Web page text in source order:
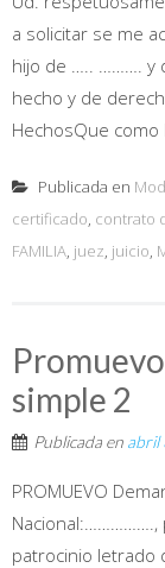
a solicitar se me
hijo de ….. ………. y
hecho y de
HechosQue como
Publicada en
certificado, contrato
FAMILIA, juez, juicio,
simple 2
Publicada en abril
PROMUEVO
Nacional:…………….,
patrocinio letrado